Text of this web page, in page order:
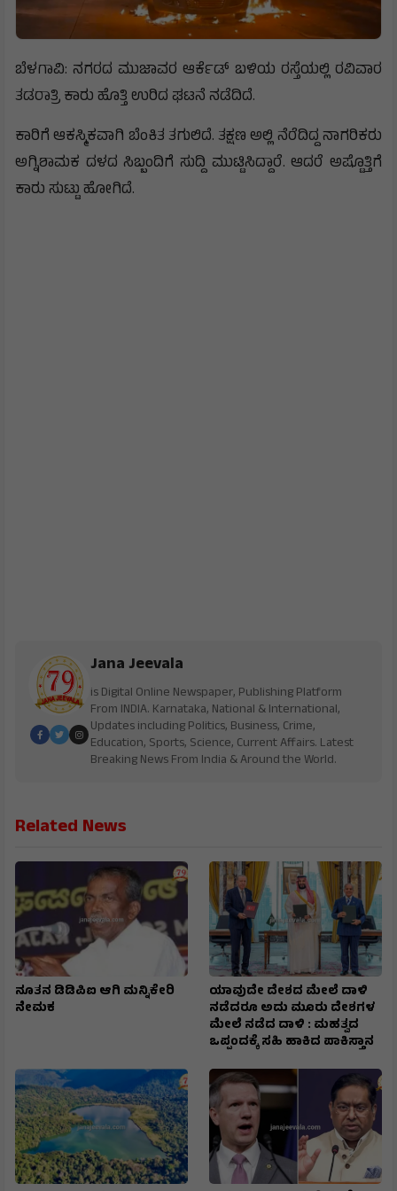
ಬೆಳಗಾವಿ: ನಗರದ ಮುಜಾವರ ಆರ್ಕೆಡ್ ಬಳಿಯ ರಸ್ತೆಯಲ್ಲಿ ರವಿವಾರ
ತಡರಾತ್ರಿ ಕಾರು ಹೊತ್ತಿ ಉರಿದ ಘಟನೆ ನಡೆದಿದೆ.
ಕಾರಿಗೆ ಆಕಸ್ಮಿಕವಾಗಿ ಬೆಂಕಿತ ತಗುಲಿದೆ. ತಕ್ಷಣ ಅಲ್ಲಿ ನೆರೆದಿದ್ದ ನಾಗರಿಕರು
ಅಗ್ನಿಶಾಮಕ ದಳದ ಸಿಬ್ಬಂದಿಗೆ ಸುದ್ದಿ ಮುಟ್ಟಿಸಿದ್ದಾರೆ. ಆದರೆ ಅಷ್ಟೊತ್ತಿಗೆ
ಕಾರು ಸುಟ್ಟು ಹೋಗಿದೆ.
Jana Jeevala
is Digital Online Newspaper, Publishing Platform
From INDIA. Karnataka, National & International,
Updates including Politics, Business, Crime,
Education, Sports, Science, Current Affairs. Latest
Breaking News From India & Around the World.
Related News
ನೂತನ ಡಿಡಿಪಿಐ ಆಗಿ ಮನ್ನಿಕೇರಿ
ನೇಮಕ
ಯಾವುದೇ ದೇಶದ ಮೇಲೆ ದಾಳಿ
ನಡೆದರೂ ಅದು ಮೂರು ದೇಶಗಳ
ಮೇಲೆ ನಡೆದ ದಾಳಿ : ಮಹತ್ವದ
ಒಪ್ಪಂದಕ್ಕೆ ಸಹಿ ಹಾಕಿದ ಪಾಕಿಸ್ತಾನ